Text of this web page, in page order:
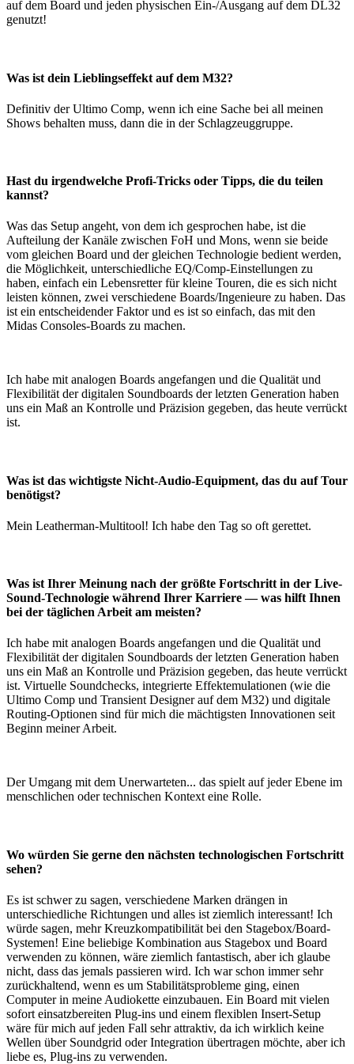
auf dem Board und jeden physischen Ein-/Ausgang auf dem DL32
genutzt!
Was ist dein Lieblingseffekt auf dem M32?
Definitiv der Ultimo Comp, wenn ich eine Sache bei all meinen
Shows behalten muss, dann die in der Schlagzeuggruppe.
Hast du irgendwelche Profi-Tricks oder Tipps, die du teilen
kannst?
Was das Setup angeht, von dem ich gesprochen habe, ist die
Aufteilung der Kanäle zwischen FoH und Mons, wenn sie beide
vom gleichen Board und der gleichen Technologie bedient werden,
die Möglichkeit, unterschiedliche EQ/Comp-Einstellungen zu
haben, einfach ein Lebensretter für kleine Touren, die es sich nicht
leisten können, zwei verschiedene Boards/Ingenieure zu haben. Das
ist ein entscheidender Faktor und es ist so einfach, das mit den
Midas Consoles-Boards zu machen.
Ich habe mit analogen Boards angefangen und die Qualität und
Flexibilität der digitalen Soundboards der letzten Generation haben
uns ein Maß an Kontrolle und Präzision gegeben, das heute verrückt
ist.
Was ist das wichtigste Nicht-Audio-Equipment, das du auf Tour
benötigst?
Mein Leatherman-Multitool! Ich habe den Tag so oft gerettet.
Was ist Ihrer Meinung nach der größte Fortschritt in der Live-
Sound-Technologie während Ihrer Karriere — was hilft Ihnen
bei der täglichen Arbeit am meisten?
Ich habe mit analogen Boards angefangen und die Qualität und
Flexibilität der digitalen Soundboards der letzten Generation haben
uns ein Maß an Kontrolle und Präzision gegeben, das heute verrückt
ist. Virtuelle Soundchecks, integrierte Effektemulationen (wie die
Ultimo Comp und Transient Designer auf dem M32) und digitale
Routing-Optionen sind für mich die mächtigsten Innovationen seit
Beginn meiner Arbeit.
Der Umgang mit dem Unerwarteten... das spielt auf jeder Ebene im
menschlichen oder technischen Kontext eine Rolle.
Wo würden Sie gerne den nächsten technologischen Fortschritt
sehen?
Es ist schwer zu sagen, verschiedene Marken drängen in
unterschiedliche Richtungen und alles ist ziemlich interessant! Ich
würde sagen, mehr Kreuzkompatibilität bei den Stagebox/Board-
Systemen! Eine beliebige Kombination aus Stagebox und Board
verwenden zu können, wäre ziemlich fantastisch, aber ich glaube
nicht, dass das jemals passieren wird. Ich war schon immer sehr
zurückhaltend, wenn es um Stabilitätsprobleme ging, einen
Computer in meine Audiokette einzubauen. Ein Board mit vielen
sofort einsatzbereiten Plug-ins und einem flexiblen Insert-Setup
wäre für mich auf jeden Fall sehr attraktiv, da ich wirklich keine
Wellen über Soundgrid oder Integration übertragen möchte, aber ich
liebe es, Plug-ins zu verwenden.